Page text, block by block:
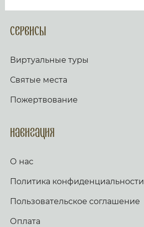
Сервисы
Виртуальные туры
Святые места
Пожертвование
Навигация
О нас
Политика конфиденциальности
Пользовательское соглашение
Оплата